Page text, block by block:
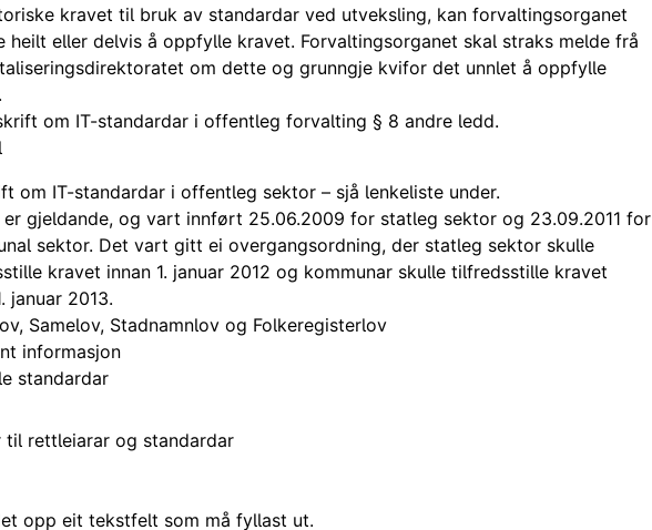
kravet til bruk av standardar ved utveksling, kan forvaltingsorganet
heilt eller delvis å oppfylle kravet. Forvaltingsorganet skal straks melde frå
om dette og grunngje kvifor det unnlet å oppfylle
om IT-standardar i offentleg forvalting § 8 andre ledd.
om IT-standardar i offentleg sektor – sjå lenkeliste under.
er gjeldande, og vart innført 25.06.2009 for statleg sektor og 23.09.2011 for
sektor. Det vart gitt ei overgangsordning, der statleg sektor skulle
kravet innan 1. januar 2012 og kommunar skulle tilfredsstille kravet
januar 2013.
Samelov, Stadnamnlov og Folkeregisterlov
informasjon
standardar
til rettleiarar og standardar
opp eit tekstfelt som må fyllast ut.